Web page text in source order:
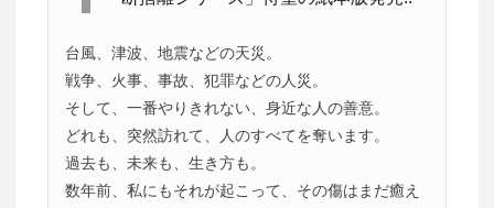
台風、津波、地震などの天災。
戦争、火事、事故、犯罪などの人災。
そして、一番やりきれない、身近な人の善意。
どれも、突然訪れて、人のすべてを奪います。
過去も、未来も、生き方も。
数年前、私にもそれが起こって、その傷はまだ癒え